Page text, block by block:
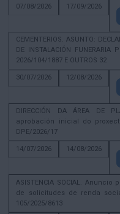
07/08/2026
17/09/2026
CEMENTERIOS. ASUNTO:
DE INSTALACIÓN FUNERARIA
2026/104/1887 E OUTROS 32
30/07/2026
12/08/2026
DIRECCIÓN DA ÁREA DE
aprobación inicial do
DPE/2026/17
14/07/2026
14/08/2026
ASISTENCIA SOCIAL.
de solicitudes de renda
105/2025/8613